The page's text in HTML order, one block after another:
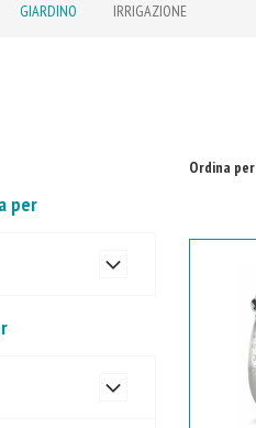
GIARDINO IRRIGAZIONE
Ordina per
per